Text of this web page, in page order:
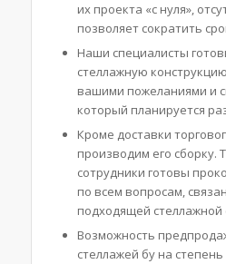
их проекта «с нуля»,
позволяет сократить
Наши специалисты
стеллажную
вашими пожеланиями и
который планируется
Кроме доставки
производим его
сотрудники готовы
по всем вопросам,
подходящей стеллажной
Возможность
стеллажей бу на